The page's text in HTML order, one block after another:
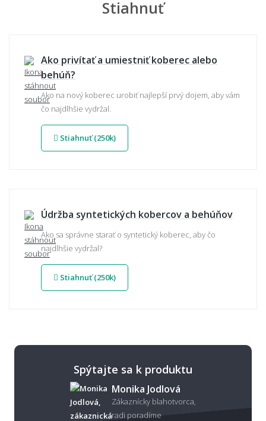
Stiahnuť
Ako privítať a umiestniť koberec alebo
behúň?
Ako na nový koberec urobiť najlepší prvý dojem, aby vám
čo najdlhšie vydržal.
Stiahnuť (250k)
Údržba syntetických kobercov a behúňov
Ako sa správne starať o syntetický koberec, aby čo
najdlhšie vydržal?
Stiahnuť (250k)
Spýtajte sa k produktu
Monika Jodlová
Zákaznícky blahotvorca,
radi poradíme